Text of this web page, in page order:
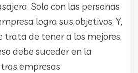
Solo con las personas
logra sus objetivos. Y,
trata de tener a los mejores,
debe suceder en la
empresas.